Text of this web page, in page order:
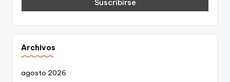
Archivos
agosto 2026